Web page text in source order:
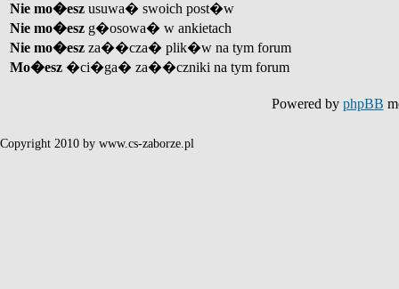
Nie mo�esz usuwa� swoich post�w
Nie mo�esz g�osowa� w ankietach
Nie mo�esz za��cza� plik�w na tym forum
Mo�esz �ci�ga� za��czniki na tym forum
Powered by phpBB
Copyright 2010 by www.cs-zaborze.pl